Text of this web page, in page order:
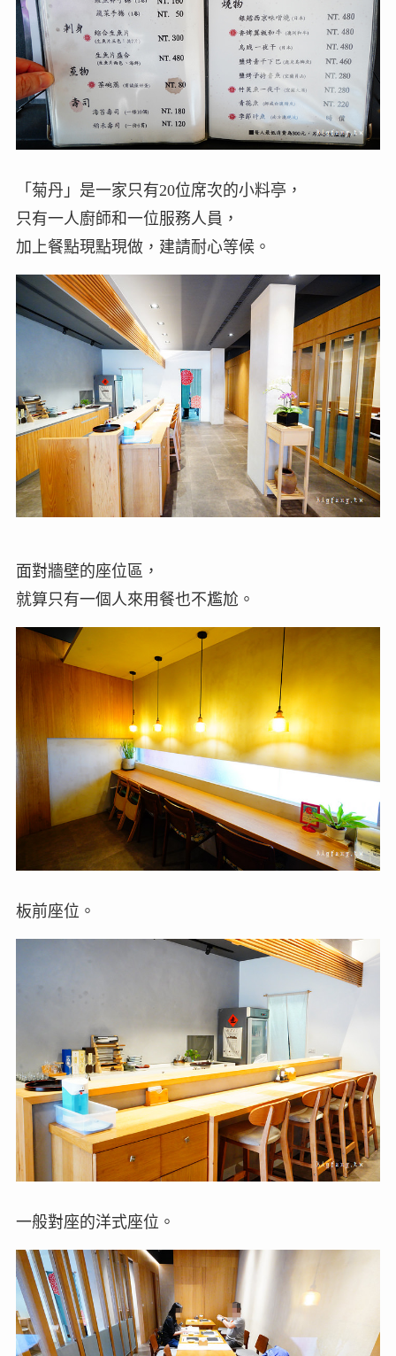
「菊丹」是一家只有20位席次的小料亭，
只有一人廚師和一位服務人員，
加上餐點現點現做，建請耐心等候。
面對牆壁的座位區，
就算只有一個人來用餐也不尷尬。
板前座位。
一般對座的洋式座位。